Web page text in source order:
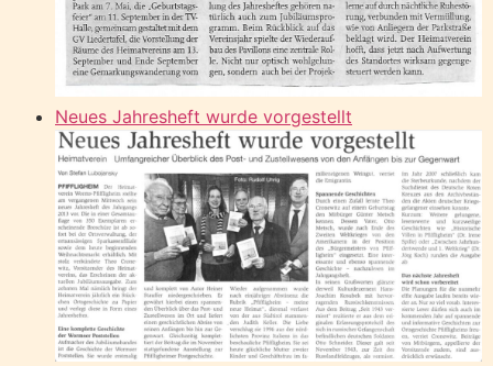
Neues Jahresheft wurde vorgestellt